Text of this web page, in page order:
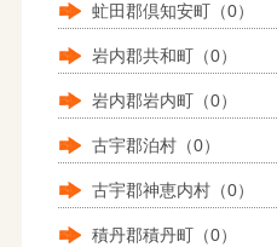
虻田郡倶知安町（0）
岩内郡共和町（0）
岩内郡岩内町（0）
古宇郡泊村（0）
古宇郡神恵内村（0）
積丹郡積丹町（0）